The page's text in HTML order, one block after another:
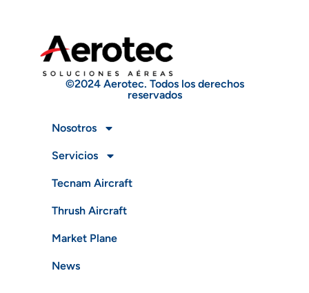
©2024 Aerotec. Todos los derechos
reservados
Nosotros
Servicios
Tecnam Aircraft
Thrush Aircraft
Market Plane
News